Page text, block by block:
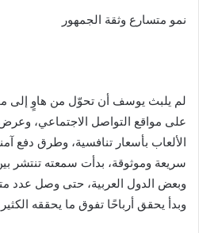
نمو متسارع وثقة الجمهور
لم يلبث يوسف أن تحوّل من هاوٍ إلى
على مواقع التواصل الاجتماعي،
الألعاب بأسعار تنافسية، وطرق دفع
سريعة وموثوقة، بدأت سمعته تنتشر
وبعض الدول العربية، حتى وصل عدد
وبدأ يحقق أرباحًا تفوق ما يحققه